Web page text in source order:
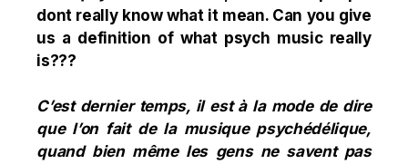
dont really know what it mean. Can you give
us a definition of what psych music really
is???
C’est dernier temps, il est à la mode de dire
que l’on fait de la musique psychédélique,
quand bien même les gens ne savent pas